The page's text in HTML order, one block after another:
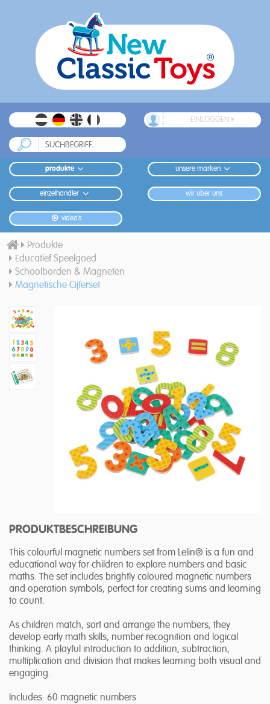
EINLOGGEN
produkte unsere marken
einzelhändler wir über uns
video's
Produkte
Educatief Speelgoed
Schoolborden & Magneten
Magnetische Cijferset
PRODUKTBESCHREIBUNG
This colourful magnetic numbers set from Lelin® is a fun and
educational way for children to explore numbers and basic
maths. The set includes brightly coloured magnetic numbers
and operation symbols, perfect for creating sums and learning
to count.
As children match, sort and arrange the numbers, they
develop early math skills, number recognition and logical
thinking. A playful introduction to addition, subtraction,
multiplication and division that makes learning both visual and
engaging.
Includes: 60 magnetic numbers